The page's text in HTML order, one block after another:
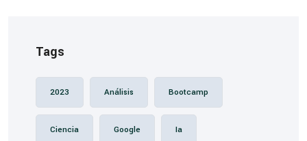
Tags
2023 Análisis Bootcamp
Ciencia Google Ia